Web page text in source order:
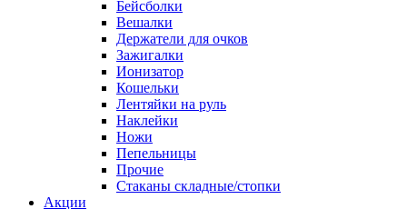
Бейсболки
Вешалки
Держатели для очков
Зажигалки
Ионизатор
Кошельки
Лентяйки на руль
Наклейки
Ножи
Пепельницы
Прочие
Стаканы складные/стопки
Акции